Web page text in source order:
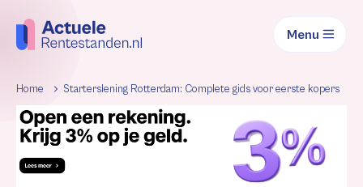
Menu
Home Starterslening Rotterdam: Complete gids voor eerste kopers